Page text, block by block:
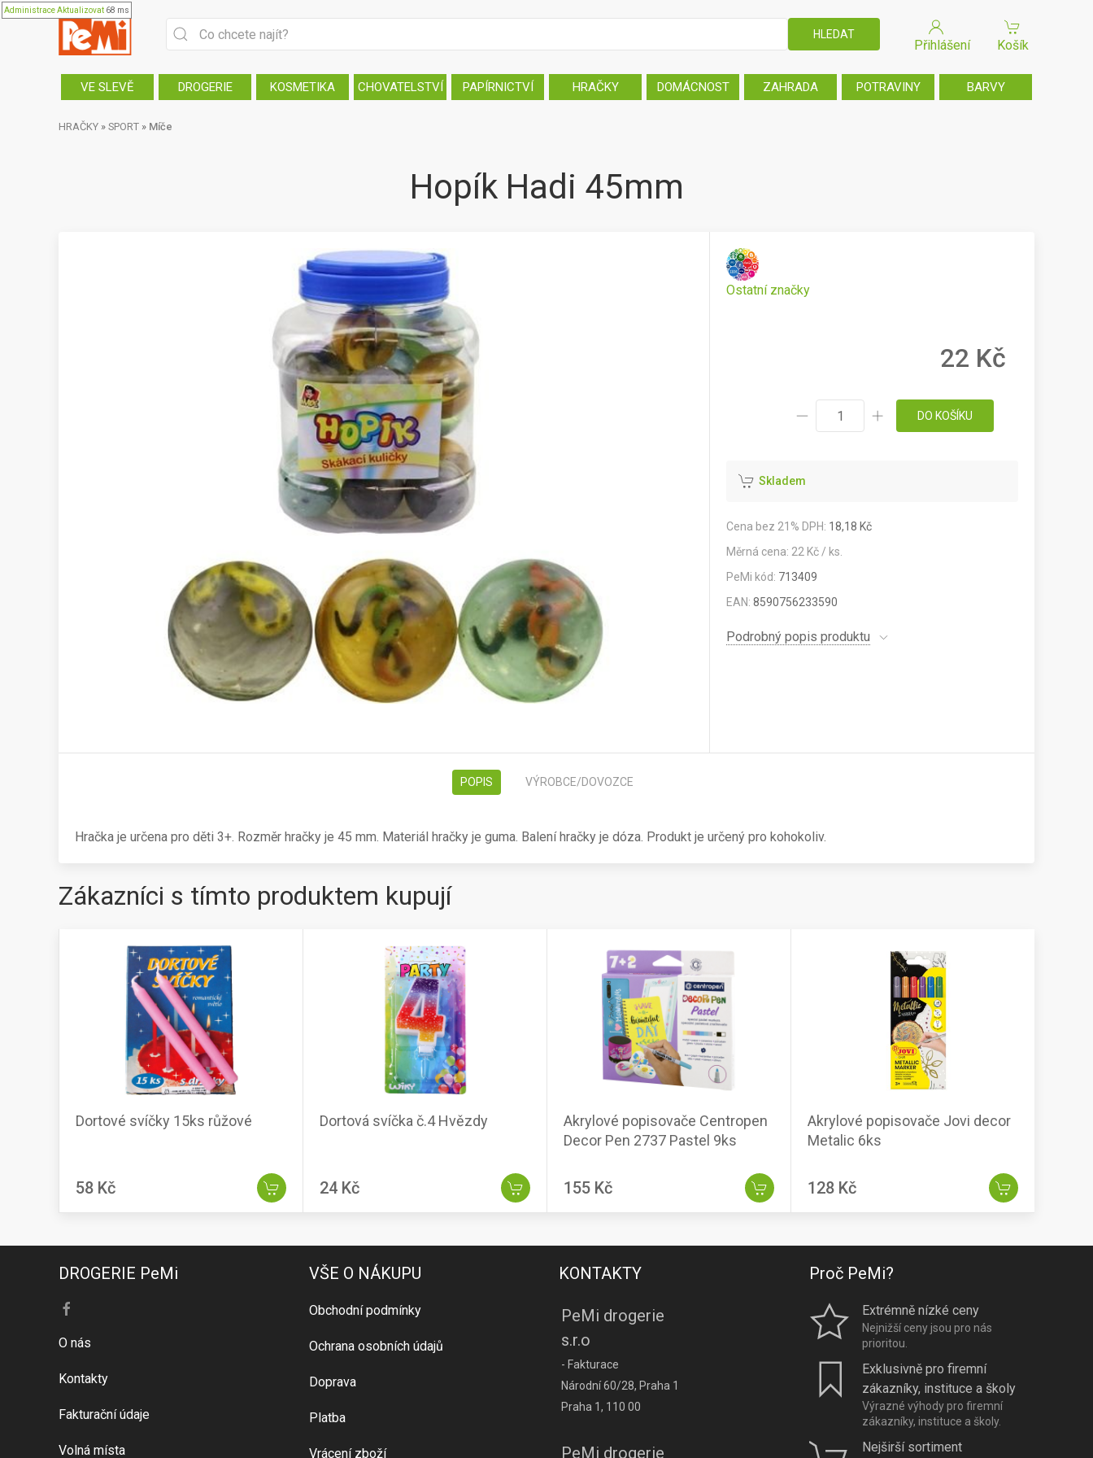
AdministraceAktualizovat 68 ms
Přihlášení Košík
VE SLEVĚ DROGERIE KOSMETIKA CHOVATELSTVÍ PAPÍRNICTVÍ HRAČKY DOMÁCNOST ZAHRADA POTRAVINY BARVY
HRAČKY » SPORT » Míče
Hopík Hadi 45mm
Ostatní značky
22 Kč
DO KOŠÍKU
Skladem
Cena bez 21% DPH: 18,18 Kč
Měrná cena: 22 Kč / ks.
PeMi kód: 713409
EAN:8590756233590
Podrobný popis produktu
POPIS VÝROBCE/DOVOZCE
Hračka je určena pro děti 3+. Rozměr hračky je 45 mm. Materiál hračky je guma. Balení hračky je dóza. Produkt je určený pro kohokoliv.
Zákazníci s tímto produktem kupují
Dortové svíčky 15ks růžové
58 Kč
Dortová svíčka č.4 Hvězdy
24 Kč
Akrylové popisovače Centropen
Decor Pen 2737 Pastel 9ks
155 Kč
Akrylové popisovače Jovi decor
Metalic 6ks
128 Kč
DROGERIE PeMi
O nás
Kontakty
Fakturační údaje
Volná místa
VŠE O NÁKUPU
Obchodní podmínky
Ochrana osobních údajů
Doprava
Platba
Vrácení zboží
KONTAKTY
PeMi drogerie
s.r.o
- Fakturace
Národní 60/28, Praha 1
Praha 1, 110 00
PeMi drogerie
Proč PeMi?
Extrémně nízké ceny
Nejnižší ceny jsou pro nás
prioritou.
Exklusivně pro firemní
zákazníky, instituce a školy
Výrazné výhody pro firemní
zákazníky, instituce a školy.
Nejširší sortiment